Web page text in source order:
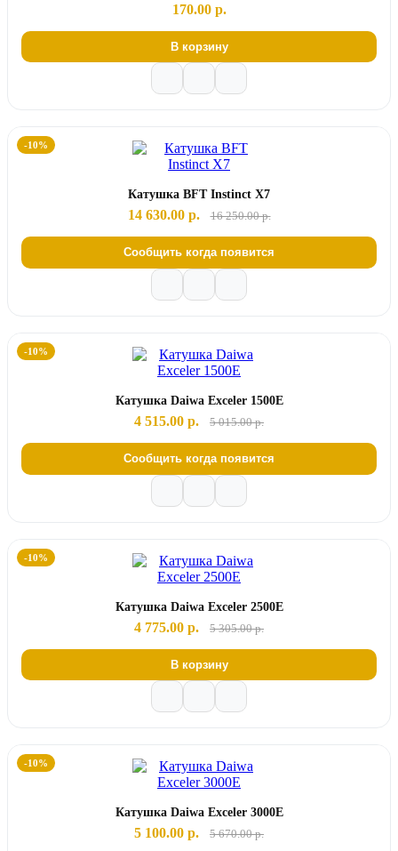
170.00 р.
В корзину
-10%
Катушка BFT Instinct X7
14 630.00 р. 16 250.00 р.
Сообщить когда появится
-10%
Катушка Daiwa Exceler 1500E
4 515.00 р. 5 015.00 р.
Сообщить когда появится
-10%
Катушка Daiwa Exceler 2500E
4 775.00 р. 5 305.00 р.
В корзину
-10%
Катушка Daiwa Exceler 3000E
5 100.00 р. 5 670.00 р.